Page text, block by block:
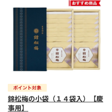
錦松梅の小袋（１４袋入）【慶
事用】